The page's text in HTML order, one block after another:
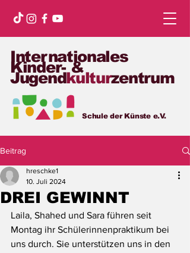
Internationales
Kinder- &
Jugendkulturzentrum
Schule der Künste e.V.
Beitrag
DREI GEWINNT
hreschke1
10. Juli 2024
Laila, Shahed und Sara führen seit
Montag ihr Schülerinnenpraktikum bei
uns durch. Sie unterstützen uns in den